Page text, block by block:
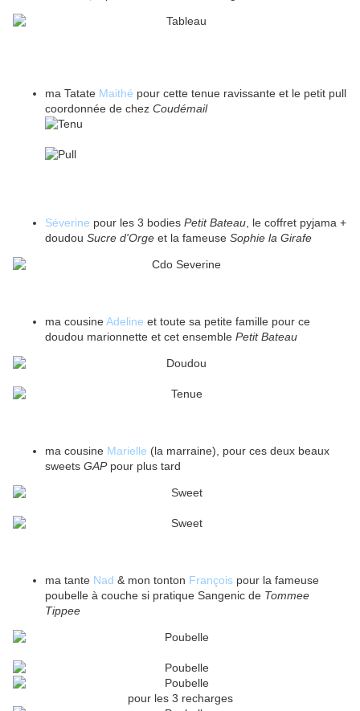
ma Tatate Maithé pour cette tenue ravissante et le petit pull
coordonnée de chez Coudémail
Séverine pour les 3 bodies Petit Bateau , le coffret pyjama +
doudou Sucre d'Orge et la fameuse Sophie la Girafe
ma cousineAdeline et toute sa petite famille pour ce
doudou marionnette et cet ensemble Petit Bateau
ma cousine Marielle (la marraine), pour ces deux beaux
sweets GAPpour plus tard
ma tante Nad & mon tonton François pour la fameuse
poubelle à couche si pratique Sangenic de Tommee
Tippee
pour les 3 recharges